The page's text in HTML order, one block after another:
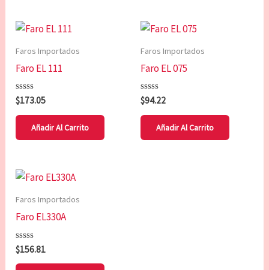
Faros Importados
Faro EL 111
Valorado
con
0
$173.05
Añadir Al Carrito
Faros Importados
Faro EL 075
Valorado
con
0
$94.22
Añadir Al Carrito
Faros Importados
Faro EL330A
Valorado
con
0
$156.81